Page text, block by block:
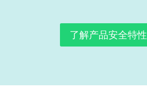
了解产品安全特性